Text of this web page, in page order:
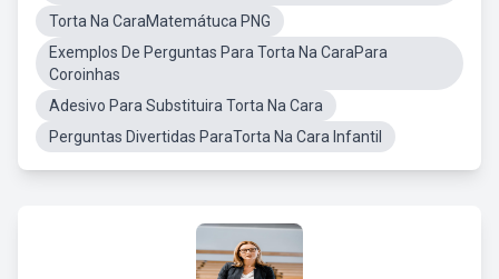
Torta Na CaraMatemátuca PNG
Exemplos De Perguntas Para Torta Na CaraPara
Coroinhas
Adesivo Para Substituira Torta Na Cara
Perguntas Divertidas ParaTorta Na Cara Infantil